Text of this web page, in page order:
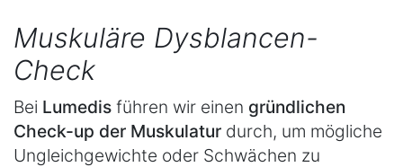
Muskuläre Dysblancen-
Check
Bei Lumedis führen wir einen gründlichen
Check-up der Muskulatur durch, um mögliche
Ungleichgewichte oder Schwächen zu